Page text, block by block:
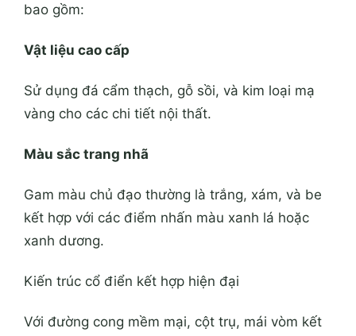
bao gồm:
Vật liệu cao cấp
Sử dụng đá cẩm thạch, gỗ sồi, và kim loại mạ
vàng cho các chi tiết nội thất.
Màu sắc trang nhã
Gam màu chủ đạo thường là trắng, xám, và be
kết hợp với các điểm nhấn màu xanh lá hoặc
xanh dương.
Kiến trúc cổ điển kết hợp hiện đại
Với đường cong mềm mại, cột trụ, mái vòm kết